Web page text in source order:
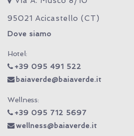
95021 Acicastello (CT)
Dove siamo
Hotel:
+39 095 491 522
baiaverde@baiaverde.it
Wellness:
+39 095 712 5697
wellness@baiaverde.it